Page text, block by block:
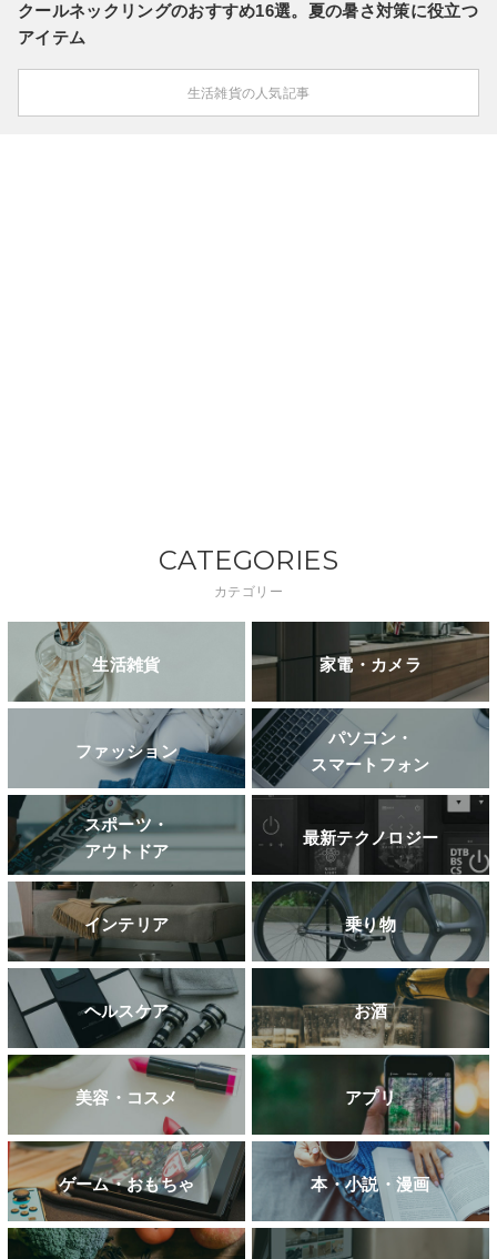
クールネックリングのおすすめ16選。夏の暑さ対策に役立つ
アイテム
生活雑貨の人気記事
CATEGORIES
カテゴリー
生活雑貨 家電・カメラ
ファッション
パソコン・
スマートフォン
スポーツ・
アウトドア
最新テクノロジー
インテリア 乗り物
ヘルスケア お酒
美容・コスメ アプリ
ゲーム・おもちゃ 本・小説・漫画